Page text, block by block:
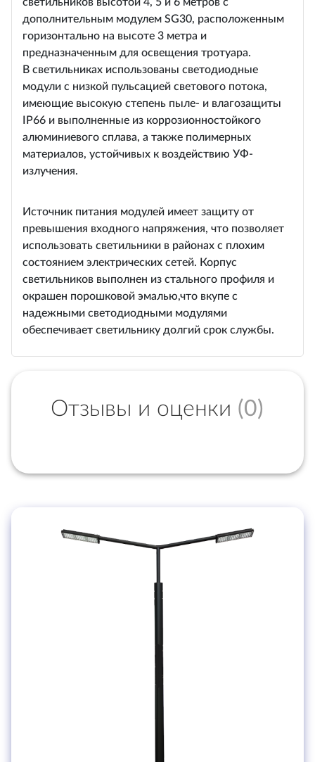
дополнительным модулем SG30, расположенным
горизонтально на высоте 3 метра и
предназначенным для освещения тротуара.
В светильниках использованы светодиодные
модули с низкой пульсацией светового потока,
имеющие высокую степень пыле- и влагозащиты
IP66 и выполненные из коррозионностойкого
алюминиевого сплава, а также полимерных
материалов, устойчивых к воздействию УФ-
излучения.
Источник питания модулей имеет защиту от
превышения входного напряжения, что позволяет
использовать светильники в районах с плохим
состоянием электрических сетей. Корпус
светильников выполнен из стального профиля и
окрашен порошковой эмалью,что вкупе с
надежными светодиодными модулями
обеспечивает светильнику долгий срок службы.
Отзывы и оценки (0)